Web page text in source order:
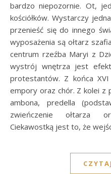
bardzo niepozornie. Ot,
kościółków. Wystarczy
przenieść się do innego
wyposażenia są ołtarz
centrum rzeźba Maryi z
wystrój wnętrza jest
protestantów. Z końca XVI
empory oraz chór. Z kolei z
ambona, predella
zwieńczenie ołtarza
Ciekawostką jest to, że